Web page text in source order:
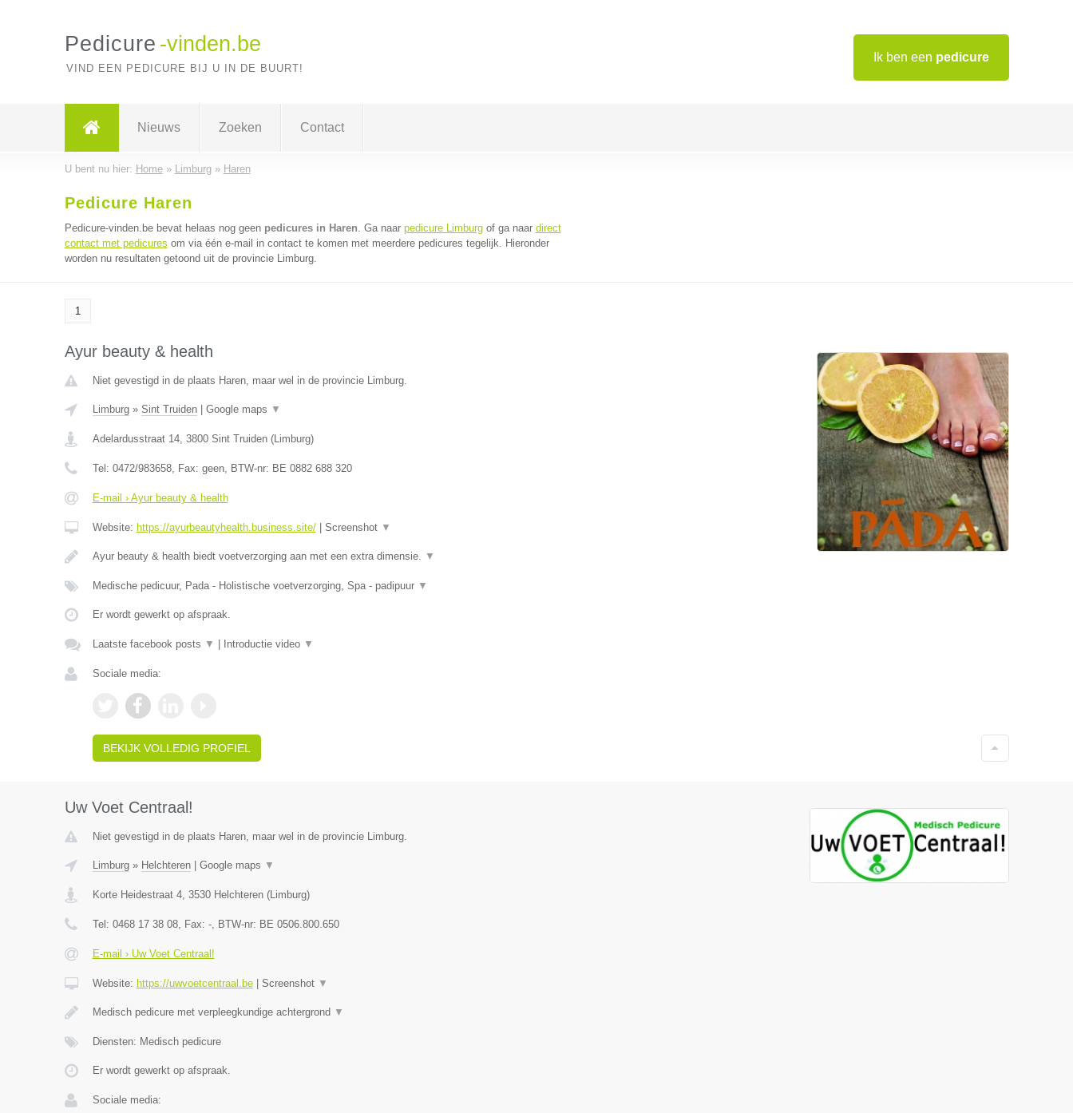
Ik ben een pedicure
Pedicure -vinden.be
VIND EEN PEDICURE BIJ U IN DE BUURT!
Nieuws Zoeken Contact
U bent nu hier: Home» Limburg» Haren
Pedicure Haren
Pedicure-vinden.be bevat helaas nog geen pedicures in Haren. Ga naar pedicure Limburgof ga naar direct
contact met pedicures om via één e-mail in contact te komen met meerdere pedicures tegelijk. Hieronder
worden nu resultaten getoond uit de provincie Limburg.
1
Ayur beauty & health
Niet gevestigd in de plaats Haren, maar wel in de provincie Limburg.
Limburg» Sint Truiden| Google maps ▼
Adelardusstraat 14, 3800 Sint Truiden(Limburg)
Tel: 0472/983658, Fax: geen, BTW-nr: BE 0882 688 320
E-mail › Ayur beauty & health
Website: https://ayurbeautyhealth.business.site/| Screenshot ▼
Ayur beauty & health biedt voetverzorging aan met een extra dimensie. ▼
Medische pedicuur, Pada - Holistische voetverzorging, Spa - padipuur ▼
Er wordt gewerkt op afspraak.
Laatste facebook posts ▼ Introductie video ▼
Sociale media:
BEKIJK VOLLEDIG PROFIEL
Uw Voet Centraal!
Niet gevestigd in de plaats Haren, maar wel in de provincie Limburg.
Limburg» Helchteren| Google maps ▼
Korte Heidestraat 4, 3530 Helchteren(Limburg)
Tel: 0468 17 38 08, Fax: -, BTW-nr: BE 0506.800.650
E-mail › Uw Voet Centraal!
Website: https://uwvoetcentraal.be| Screenshot ▼
Medisch pedicure met verpleegkundige achtergrond ▼
Diensten: Medisch pedicure
Er wordt gewerkt op afspraak.
Sociale media: